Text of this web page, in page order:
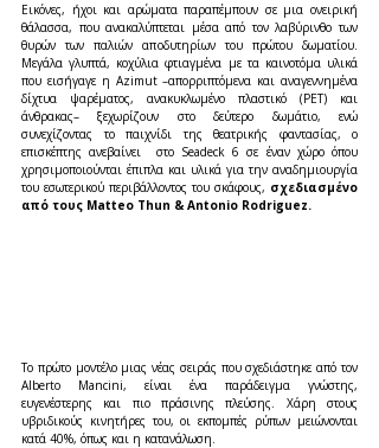
Εικόνες, ήχοι και αρώματα παραπέμπουν σε μια ονειρική
θάλασσα, που ανακαλύπτεται μέσα από τον λαβύρινθο των
θυρών των παλιών αποδυτηρίων του πρώτου δωματίου.
Μεγάλα γλυπτά, κοχύλια φτιαγμένα με τα καινοτόμα υλικά
που εισήγαγε η Azimut –απορριπτόμενα και αναγεννημένα
δίχτυα ψαρέματος, ανακυκλωμένο πλαστικό (PET) και
άνθρακας– ξεχωρίζουν στο δεύτερο δωμάτιο, ενώ
συνεχίζοντας το παιχνίδι της θεατρικής φαντασίας, ο
επισκέπτης ανεβαίνει  στο Seadeck 6 σε έναν χώρο όπου
χρησιμοποιούνται έπιπλα και υλικά για την αναδημιουργία
του εσωτερικού περιβάλλοντος του σκάφους, σχεδιασμένο
από τους Matteo Thun & Antonio Rodriguez.
Το πρώτο μοντέλο μιας νέας σειράς που σχεδιάστηκε από τον
Alberto Mancini, είναι ένα παράδειγμα γνώστης,
ευγενέστερης και πιο πράσινης πλεύσης. Χάρη στους
υβριδικούς κινητήρες του, οι εκπομπές ρύπων μειώνονται
κατά 40%, όπως και η κατανάλωση.